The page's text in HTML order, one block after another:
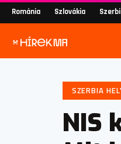
Románia Szlovákia
SZERBIA
NIS